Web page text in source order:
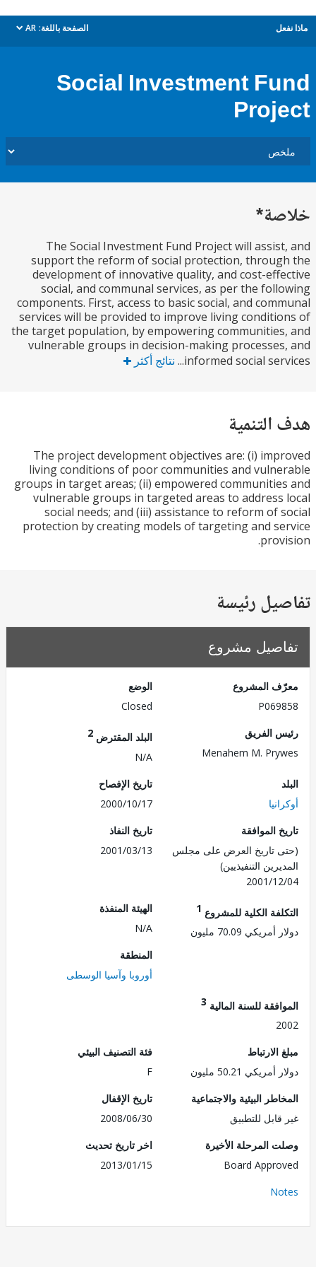
الصفحة باللغة: AR
dropdown
Social Investment
The Social Investment Fund Project will
support the reform of social protection,
development of innovative quality, and cost-
social, and communal services, as per the
components. First, access to basic social, and
services will be provided to improve living
the target population, by empowering
vulnerable groups in decision-making
informed social نتائج أكثر
The project development objectives are: (i)
living conditions of poor communities and
groups in target areas; (ii) empowered
vulnerable groups in targeted areas to
social needs; and (iii) assistance to reform of
protection by creating models of targeting and
رئيسة
مشروع
المشروع
الفريق
Menahem M.
البلد المقترض
تاريخ الإفصاح
2000/10/17
الموافقة
تاريخ العرض على مجلس
التنفيذيين)
2001/
تاريخ النفاذ
2001/03/13
الكلية للمشروع1
70.09 مليون
الهيئة المنفذة
أوروبا وآسيا الوسطى
للسنة المالية3
50.21 مليون
فئة التصنيف البيئي
البيئية والاجتماعية
للتطبيق
تاريخ الإقفال
2008/06/30
المرحلة الأخيرة
Board
اخر تاريخ تحديث
2013/01/15